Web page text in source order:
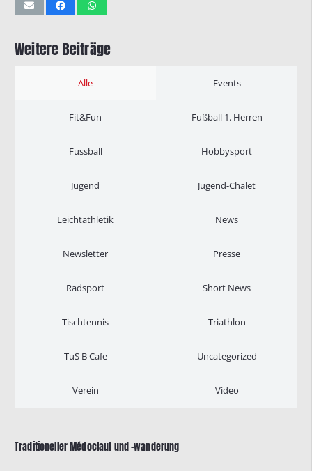
Weitere Beiträge
Alle Events
Fit&Fun Fußball 1. Herren
Fussball Hobbysport
Jugend Jugend-Chalet
Leichtathletik News
Newsletter Presse
Radsport Short News
Tischtennis Triathlon
TuS B Cafe Uncategorized
Verein Video
Traditioneller Médoclauf und -wanderung